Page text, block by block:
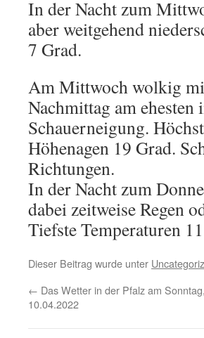
In der Nacht zum
aber weitgehend
7 Grad.
Am Mittwoch wolkig
Nachmittag am
Schauerneigung.
Höhenagen 19 Grad.
Richtungen.
In der Nacht zum
dabei zeitweise Regen
Tiefste Temperaturen
Dieser Beitrag wurde unter
← Das Wetter in der Pfalz am Sonntag,
10.04.2022